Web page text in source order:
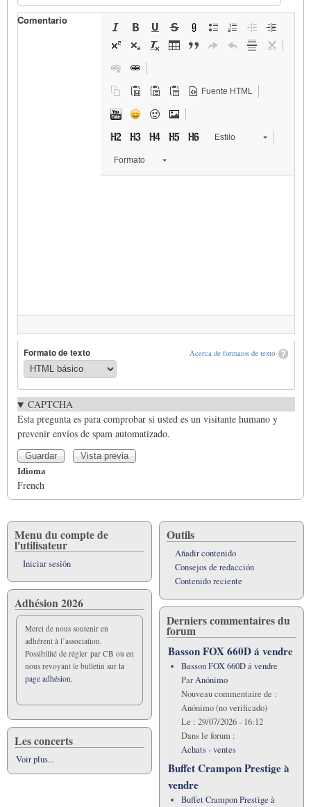
Comentario
Fuente HTML
Estilo
Formato
Acerca de formatos de texto
Formato de texto
CAPTCHA
Esta pregunta es para comprobar si usted es un visitante humano y
prevenir envíos de spam automatizado.
Idioma
French
Menu du compte de
l'utilisateur
Iniciar sesión
Adhésion 2026
Merci de nous soutenir en
adhérent à l’association.
Possibilité de régler par CB ou en
nous revoyant le bulletin sur la
page adhésion.
Les concerts
Voir plus...
Outils
Añadir contenido
Consejos de redacción
Contenido reciente
Derniers commentaires du
forum
Basson FOX 660D á vendre
Basson FOX 660D á vendre
ParAnónimo
Nouveau commentaire de :
Anónimo (no verificado)
Le : 29/07/2026 - 16:12
Dans le forum :
Achats - ventes
Buffet Crampon Prestige à
vendre
Buffet Crampon Prestige à